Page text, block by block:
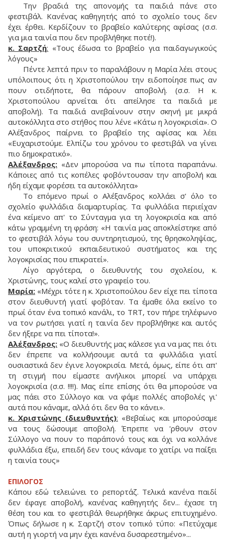
Την βραδιά της απονομής τα παιδιά πάνε στο
φεστιβάλ. Κανένας καθηγητής από το σχολείο τους δεν
έχει έρθει. Κερδίζουν το βραβείο καλύτερης αφίσας (σ.σ.
για μια ταινία που δεν προβλήθηκε ποτέ!).
κ. Σαρτζή: «Τους έδωσα το βραβείο για παιδαγωγικούς
λόγους»
Πέντε λεπτά πριν το παραλάβουν η Μαρία λέει στους
υπόλοιπους ότι η Χριστοπούλου την ειδοποίησε πως αν
πουν οτιδήποτε, θα πάρουν αποβολή. (σ.σ. Η κ.
Χριστοπούλου αρνείται ότι απείλησε τα παιδιά με
αποβολή). Τα παιδιά ανεβαίνουν στην σκηνή με μικρά
αυτοκόλλητα στο στήθος που λένε «Κάτω η λογοκρισία». Ο
Αλέξανδρος παίρνει το βραβείο της αφίσας και λέει
«Ευχαριστούμε. Ελπίζω του χρόνου το φεστιβάλ να γίνει
πιο δημοκρατικό».
Αλέξανδρος: «Δεν μπορούσα να πω τίποτα παραπάνω.
Κάποιες από τις κοπέλες φοβόντουσαν την αποβολή και
ήδη είχαμε φορέσει τα αυτοκόλλητα»
Το επόμενο πρωί ο Αλέξανδρος κολλάει σ' όλο το
σχολείο φυλλάδια διαμαρτυρίας. Tα φυλλάδια περιείχαν
ένα κείμενο απ' το Σύνταγμα για τη λογοκρισία και από
κάτω γραμμένη τη φράση: «Η ταινία μας αποκλείστηκε από
το φεστιβάλ λόγω του συντηρητισμού, της θρησκοληψίας,
του υποκριτικού εκπαιδευτικού συστήματος και της
λογοκρισίας που επικρατεί».
Λίγο αργότερα, ο διευθυντής του σχολείου, κ.
Χριστώνης, τους καλεί στο γραφείο του.
Μαρία: «Μέχρι τότε η κ. Χριστοπούλου δεν είχε πει τίποτα
στον διευθυντή γιατί φοβόταν. Tα έμαθε όλα εκείνο το
πρωί όταν ένα τοπικό κανάλι, το TRT, τον πήρε τηλέφωνο
να τον ρωτήσει γιατί η ταινία δεν προβλήθηκε και αυτός
δεν ήξερε να πει τίποτα!».
Αλέξανδρος: «Ο διευθυντής μας κάλεσε για να μας πει ότι
δεν έπρεπε να κολλήσουμε αυτά τα φυλλάδια γιατί
ουσιαστικά δεν έγινε λογοκρισία. Μετά, όμως, είπε ότι απ'
τη στιγμή που είμαστε ανήλικοι μπορεί να υπάρχει
λογοκρισία (σ.σ. !!!!). Μας είπε επίσης ότι θα μπορούσε να
μας πάει στο Σύλλογο και να φάμε πολλές αποβολές γι'
αυτά που κάναμε, αλλά ότι δεν θα το κάνει».
κ. Χριστώνης (διευθυντής): «Βεβαίως και μπορούσαμε
να τους δώσουμε αποβολή. Έπρεπε να 'ρθουν στον
Σύλλογο να πουν το παράπονό τους και όχι να κολλάνε
φυλλάδια έξω, επειδή δεν τους κάναμε το χατίρι να παίξει
η ταινία τους»
ΕΠΙΛΟΓΟΣ
Κάπου εδώ τελειώνει το ρεπορτάζ. Τελικά κανένα παιδί
δεν έφαγε αποβολή, κανένας καθηγητής δεν... έχασε τη
θέση του και το φεστιβάλ θεωρήθηκε άκρως επιτυχημένο.
Όπως δήλωσε η κ. Σαρτζή στον τοπικό τύπο: «Πετύχαμε
αυτή η γιορτή να μην έχει κανένα δυσαρεστημένο»...